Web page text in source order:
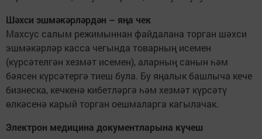
Шәхси эшмәкәрләрдән – яңа чек
Махсус салым режимыннан файдалана торган шәхси
эшмәкәрләр касса чегында товарның исемен
(күрсәтелгән хезмәт исемен), аларның санын һәм
бәясен күрсәтергә тиеш була. Бу яңалык башлыча кече
бизнеска, кечкенә кибетләргә һәм хезмәт күрсәтү
өлкәсенә карый торган оешмаларга кагылачак.
Электрон медицина документларына күчеш